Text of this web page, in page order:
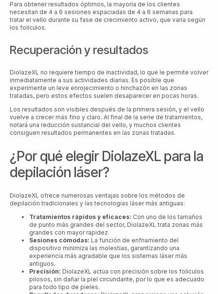
Para obtener resultados óptimos, la mayoría de los clientes
necesitan de 4 a 6 sesiones espaciadas de 4 a 6 semanas para
tratar el vello durante su fase de crecimiento activo, que varía según
los folículos.
Recuperación y resultados
DiolazeXL no requiere tiempo de inactividad, lo que le permite volver
inmediatamente a sus actividades diarias. Es posible que
experimente un leve enrojecimiento o hinchazón en las zonas
tratadas, pero estos efectos suelen desaparecer en pocas horas.
Los resultados son visibles después de la primera sesión, y el vello
vuelve a crecer más fino y claro. Al final de la serie de tratamientos,
notará una reducción sustancial del vello, y muchos clientes
consiguen resultados permanentes en las zonas tratadas.
¿Por qué elegir DiolazeXL para la
depilación láser?
DiolazeXL ofrece numerosas ventajas sobre los métodos de
depilación tradicionales y las tecnologías láser más antiguas:
Tratamientos rápidos y eficaces: Con uno de los tamaños
de punto más grandes del sector, DiolazeXL trata zonas más
grandes con mayor rapidez.
Sesiones cómodas: La función de enfriamiento del
dispositivo minimiza las molestias, garantizando una
experiencia más agradable que los sistemas láser más
antiguos.
Precisión: DiolazeXL actúa con precisión sobre los folículos
pilosos, sin dañar la piel circundante, por lo que es adecuado
para todo tipo de pieles.